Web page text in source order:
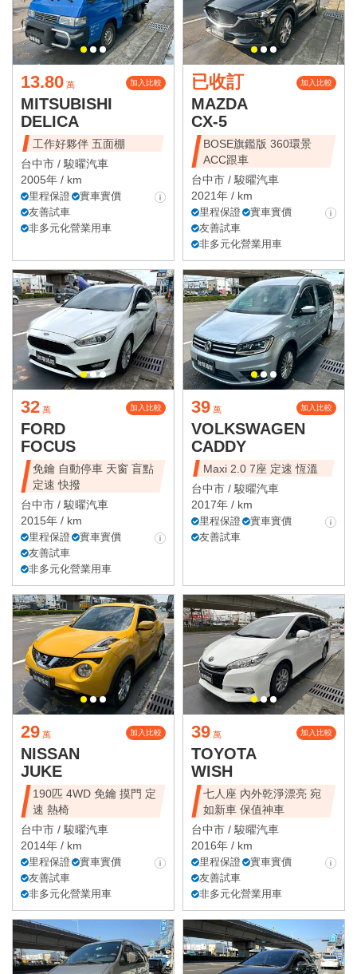
13.80 萬 加入比較
MITSUBISHI
DELICA
工作好夥伴 五面棚
台中市 /駿曜汽車
2005年 / km
里程保證
實車實價
友善試車
非多元化營業用車
已收訂 加入比較
MAZDA
CX-5
BOSE旗鑑版 360環景
ACC跟車
台中市 /駿曜汽車
2021年 / km
里程保證
實車實價
友善試車
非多元化營業用車
32 萬 加入比較
FORD
FOCUS
免鑰 自動停車 天窗 盲點
定速 快撥
台中市 /駿曜汽車
2015年 / km
里程保證
實車實價
友善試車
非多元化營業用車
39 萬 加入比較
VOLKSWAGEN
CADDY
Maxi 2.0 7座 定速 恆溫
台中市 /駿曜汽車
2017年 / km
里程保證
實車實價
友善試車
29 萬 加入比較
NISSAN
JUKE
190匹 4WD 免鑰 摸門 定
速 熱椅
台中市 /駿曜汽車
2014年 / km
里程保證
實車實價
友善試車
非多元化營業用車
39 萬 加入比較
TOYOTA
WISH
七人座 內外乾淨漂亮 宛
如新車 保值神車
台中市 /駿曜汽車
2016年 / km
里程保證
實車實價
友善試車
非多元化營業用車